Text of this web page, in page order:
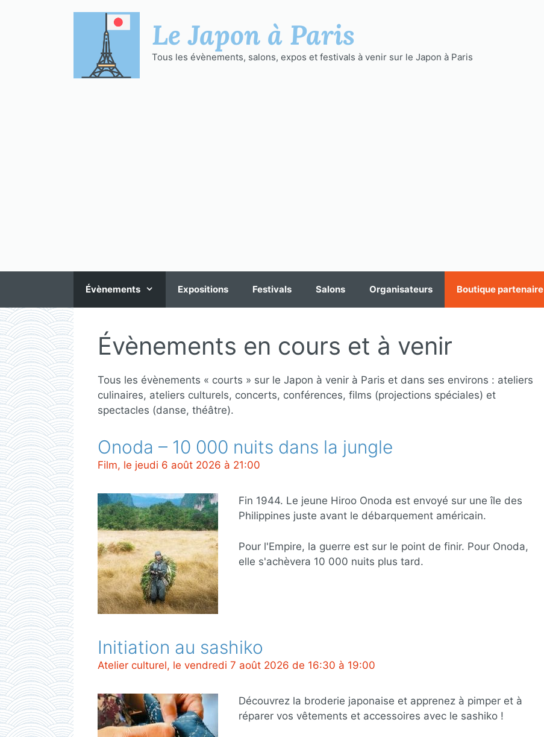
Le Japon à Paris
Tous les évènements, salons, expos et festivals à venir sur le Japon à Paris
Évènements Expositions Festivals Salons Organisateurs Boutique partenaire
Évènements en cours et à venir
Tous les évènements « courts » sur le Japon à venir à Paris et dans ses environs : ateliers
culinaires, ateliers culturels, concerts, conférences, films (projections spéciales) et
spectacles (danse, théâtre).
Onoda – 10 000 nuits dans la jungle
Film, le jeudi 6 août 2026 à 21:00
Fin 1944. Le jeune Hiroo Onoda est envoyé sur une île des
Philippines juste avant le débarquement américain.
Pour l'Empire, la guerre est sur le point de finir. Pour Onoda,
elle s'achèvera 10 000 nuits plus tard.
Initiation au sashiko
Atelier culturel, le vendredi 7 août 2026 de 16:30 à 19:00
Découvrez la broderie japonaise et apprenez à pimper et à
réparer vos vêtements et accessoires avec le sashiko !